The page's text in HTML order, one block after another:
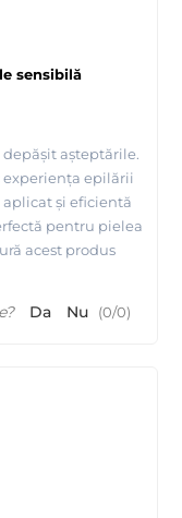
sensibilă
așteptările.
experiența epilării
și eficientă
pentru pielea
acest produs
Da Nu (0/0)